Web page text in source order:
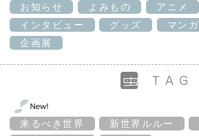
お知らせ よみもの アニメ
インタビュー
グッズ マンガ
企画展
来るべき世界 新世界ルルー